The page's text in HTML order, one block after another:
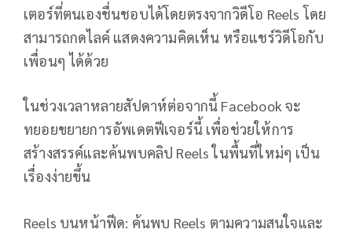
เตอร์ที่ตนเองชื่นชอบได้โดยตรงจากวิดีโอ Reels โดย
สามารถกดไลค์ แสดงความคิดเห็น หรือแชร์วิดีโอกับ
เพื่อนๆ ได้ด้วย
ในช่วงเวลาหลายสัปดาห์ต่อจากนี้ Facebook จะ
ทยอยขยายการอัพเดตฟีเจอร์นี้ เพื่อช่วยให้การ
สร้างสรรค์และค้นพบคลิป Reels ในพื้นที่ใหม่ๆ เป็น
เรื่องง่ายขึ้น
Reels บนหน้าฟีด: ค้นพบ Reels ตามความสนใจและ